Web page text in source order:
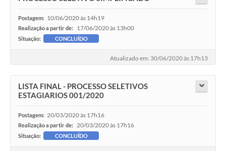
Postagem: 10/06/2020 às 14h19
Realização a partir de: 17/06/2020 às 13h00
Situação: CONCLUÍDO
Atualizado em: 30/06/2020 às 17h13
LISTA FINAL - PROCESSO SELETIVOS
ESTAGIARIOS 001/2020
Postagem: 20/03/2020 às 17h16
Realização a partir de: 20/03/2020 às 17h16
Situação: CONCLUÍDO